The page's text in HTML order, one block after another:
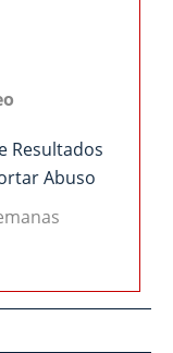
Resultados
Abuso